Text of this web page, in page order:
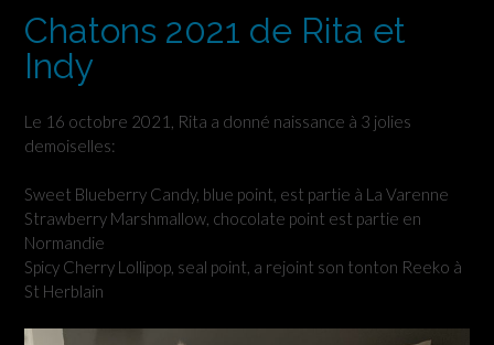
Chatons 2021 de Rita et
Indy
Le 16 octobre 2021, Rita a donné naissance à 3 jolies
demoiselles:
Sweet Blueberry Candy, blue point, est partie à La Varenne
Strawberry Marshmallow, chocolate point est partie en
Normandie
Spicy Cherry Lollipop, seal point, a rejoint son tonton Reeko à
St Herblain